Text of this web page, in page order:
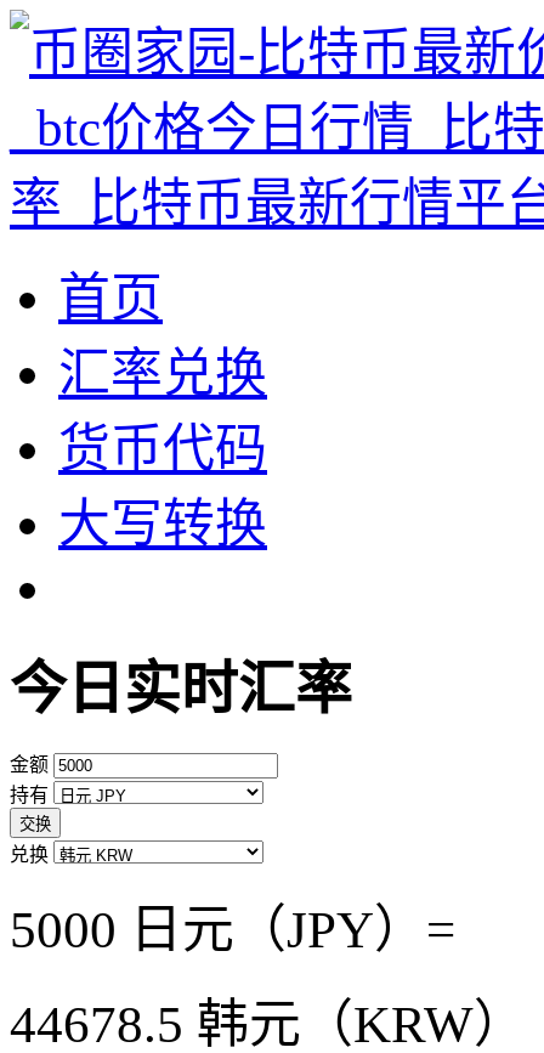
首页
汇率兑换
货币代码
大写转换
今日实时汇率
金额
持有
交换
兑换
5000 日元（JPY）=
44678.5 韩元（KRW）